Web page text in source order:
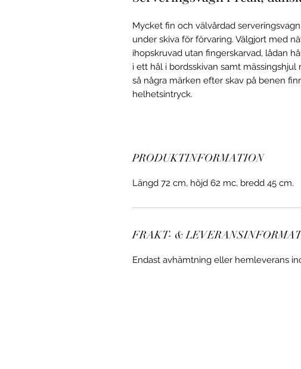
Mycket fin och välvårdad
under skiva för förvaring. Välgjort med
ihopskruvad utan fingerskarvad, lådan
i ett hål i bordsskivan samt
så några märken efter skav på benen
helhetsintryck.
PRODUKTINFORMATION
Längd 72 cm, höjd 62 mc, bredd 45 cm.
FRAKT- &
Endast avhämtning eller hemleverans